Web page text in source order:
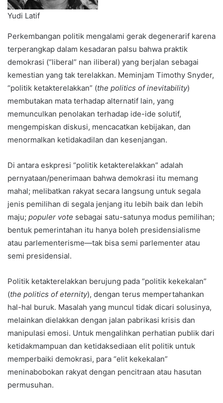
Yudi Latif
Perkembangan politik mengalami gerak degenerarif karena
terperangkap dalam kesadaran palsu bahwa praktik
demokrasi (“liberal” nan iliberal) yang berjalan sebagai
kemestian yang tak terelakkan. Meminjam Timothy Snyder,
“politik ketakterelakkan” (the politics of inevitability)
membutakan mata terhadap alternatif lain, yang
memunculkan penolakan terhadap ide-ide solutif,
mengempiskan diskusi, mencacatkan kebijakan, dan
menormalkan ketidakadilan dan kesenjangan.
Di antara eskpresi “politik ketakterelakkan” adalah
pernyataan/penerimaan bahwa demokrasi itu memang
mahal; melibatkan rakyat secara langsung untuk segala
jenis pemilihan di segala jenjang itu lebih baik dan lebih
maju; populer vote sebagai satu-satunya modus pemilihan;
bentuk pemerintahan itu hanya boleh presidensialisme
atau parlementerisme—tak bisa semi parlementer atau
semi presidensial.
Politik ketakterelakkan berujung pada “politik kekekalan”
(the politics of eternity), dengan terus mempertahankan
hal-hal buruk. Masalah yang muncul tidak dicari solusinya,
melainkan dielakkan dengan jalan pabrikasi krisis dan
manipulasi emosi. Untuk mengalihkan perhatian publik dari
ketidakmampuan dan ketidaksediaan elit politik untuk
memperbaiki demokrasi, para “elit kekekalan”
meninabobokan rakyat dengan pencitraan atau hasutan
permusuhan.